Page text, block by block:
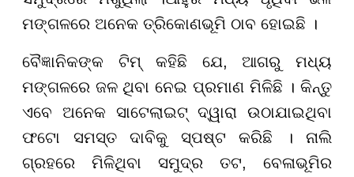
ମଙ୍ଗଳରେ ଅନେକ ତ୍ରିକୋଣଭୂମି ଠାବ ହୋଇଛି ।
ବୈଜ୍ଞାନିକଙ୍କ ଟିମ୍ କହିଛି ଯେ, ଆଗରୁ ମଧ୍ୟ
ମଙ୍ଗଳରେ ଜଳ ଥିବା ନେଇ ପ୍ରମାଣ ମିଳିଛି । କିନ୍ତୁ
ଏବେ ଅନେକ ସାଟେଲାଇଟ୍ ଦ୍ୱାରା ଉଠାଯାଇଥିବା
ଫଟୋ ସମସ୍ତ ଦାବିକୁ ସ୍ପଷ୍ଟ କରିଛି । ନାଲି
ଗ୍ରହରେ ମିଳିଥିବା ସମୁଦ୍ର ତଟ, ବେଳାଭୂମିର